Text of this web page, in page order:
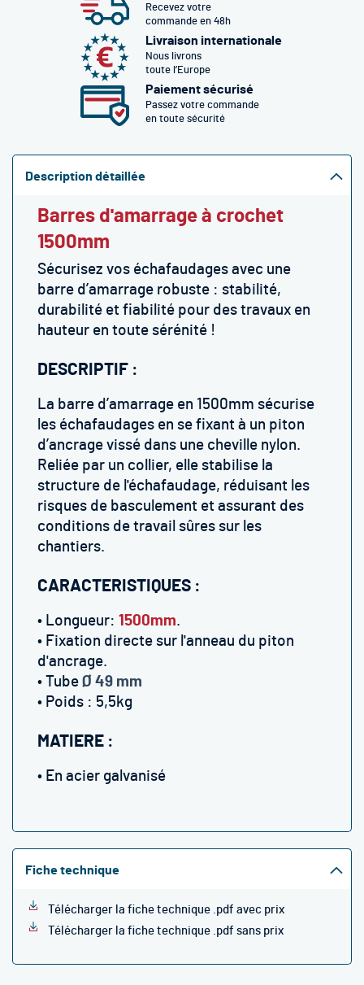
Recevez votre
commande en 48h
Livraison internationale
Nous livrons
toute l’Europe
Paiement sécurisé
Passez votre commande
en toute sécurité
Description détaillée
Barres d'amarrage à crochet
1500mm
Sécurisez vos échafaudages avec une
barre d’amarrage robuste : stabilité,
durabilité et fiabilité pour des travaux en
hauteur en toute sérénité !
DESCRIPTIF :
La barre d’amarrage en 1500mm sécurise
les échafaudages en se fixant à un piton
d’ancrage vissé dans une cheville nylon.
Reliée par un collier, elle stabilise la
structure de l'échafaudage, réduisant les
risques de basculement et assurant des
conditions de travail sûres sur les
chantiers.
CARACTERISTIQUES :
• Longueur: 1500mm.
• Fixation directe sur l'anneau du piton
d'ancrage.
• Tube Ø 49 mm
• Poids : 5,5kg
MATIERE :
• En acier galvanisé
Fiche technique
Télécharger la fiche technique .pdf avec prix
Télécharger la fiche technique .pdf sans prix